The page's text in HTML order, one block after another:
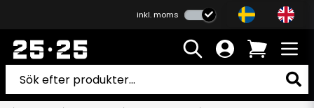
inkl. moms